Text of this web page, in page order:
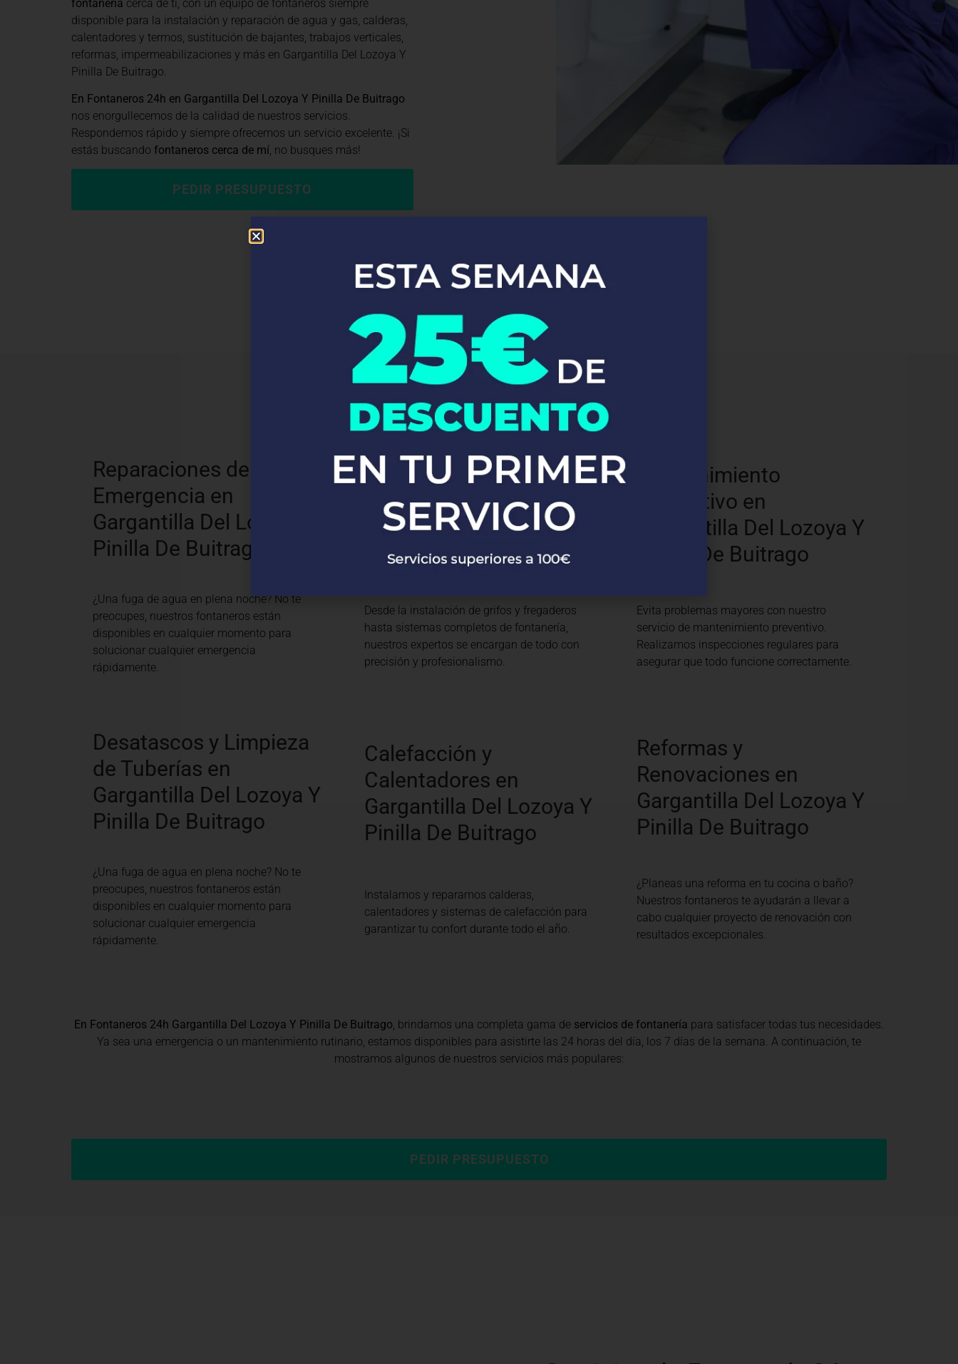
fontanería cerca de ti, con un equipo de fontaneros siempre
disponible para la instalación y reparación de agua y gas, calderas,
calentadores y termos, sustitución de bajantes, trabajos verticales,
reformas, impermeabilizaciones y más en Gargantilla Del Lozoya Y
Pinilla De Buitrago.
En Fontaneros 24h en Gargantilla Del Lozoya Y Pinilla De Buitrago
nos enorgullecemos de la calidad de nuestros servicios.
Respondemos rápido y siempre ofrecemos un servicio excelente. ¡Si
estás buscando fontaneros cerca de mí, no busques más!
PEDIR PRESUPUESTO
Nuestros Servicios
Reparaciones de
Emergencia en
Gargantilla Del Lozoya Y
Pinilla De Buitrago
¿Una fuga de agua en plena noche? No te
preocupes, nuestros fontaneros están
disponibles en cualquier momento para
solucionar cualquier emergencia
rápidamente.
Instalaciones de
Fontanería en
Gargantilla Del Lozoya Y
Pinilla De Buitrago
Desde la instalación de grifos y fregaderos
hasta sistemas completos de fontanería,
nuestros expertos se encargan de todo con
precisión y profesionalismo.
Mantenimiento
Preventivo en
Gargantilla Del Lozoya Y
Pinilla De Buitrago
Evita problemas mayores con nuestro
servicio de mantenimiento preventivo.
Realizamos inspecciones regulares para
asegurar que todo funcione correctamente.
Desatascos y Limpieza
de Tuberías en
Gargantilla Del Lozoya Y
Pinilla De Buitrago
¿Una fuga de agua en plena noche? No te
preocupes, nuestros fontaneros están
disponibles en cualquier momento para
solucionar cualquier emergencia
rápidamente.
Calefacción y
Calentadores en
Gargantilla Del Lozoya Y
Pinilla De Buitrago
Instalamos y reparamos calderas,
calentadores y sistemas de calefacción para
garantizar tu confort durante todo el año.
Reformas y
Renovaciones en
Gargantilla Del Lozoya Y
Pinilla De Buitrago
¿Planeas una reforma en tu cocina o baño?
Nuestros fontaneros te ayudarán a llevar a
cabo cualquier proyecto de renovación con
resultados excepcionales.
En Fontaneros 24h Gargantilla Del Lozoya Y Pinilla De Buitrago, brindamos una completa gama de servicios de fontanería para satisfacer todas tus necesidades.
Ya sea una emergencia o un mantenimiento rutinario, estamos disponibles para asistirte las 24 horas del día, los 7 días de la semana. A continuación, te
mostramos algunos de nuestros servicios más populares:
PEDIR PRESUPUESTO